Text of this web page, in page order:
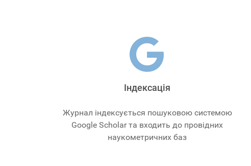
Індексація
Журнал індексується пошуковою системою
Google Scholar та входить до провідних
наукометричних баз